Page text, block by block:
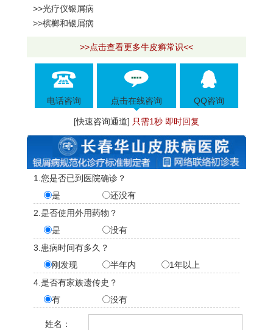
>>光疗仪银屑病
>>槟榔和银屑病
>>点击查看更多牛皮癣常识<<
电话咨询 点击在线咨询 QQ咨询
[快速咨询通道] 只需1秒 即时回复
1.您是否已到医院确诊？
是
还没有
2.是否使用外用药物？
是
没有
3.患病时间有多久？
刚发现
半年内
1年以上
4.是否有家族遗传史？
有
没有
姓名：